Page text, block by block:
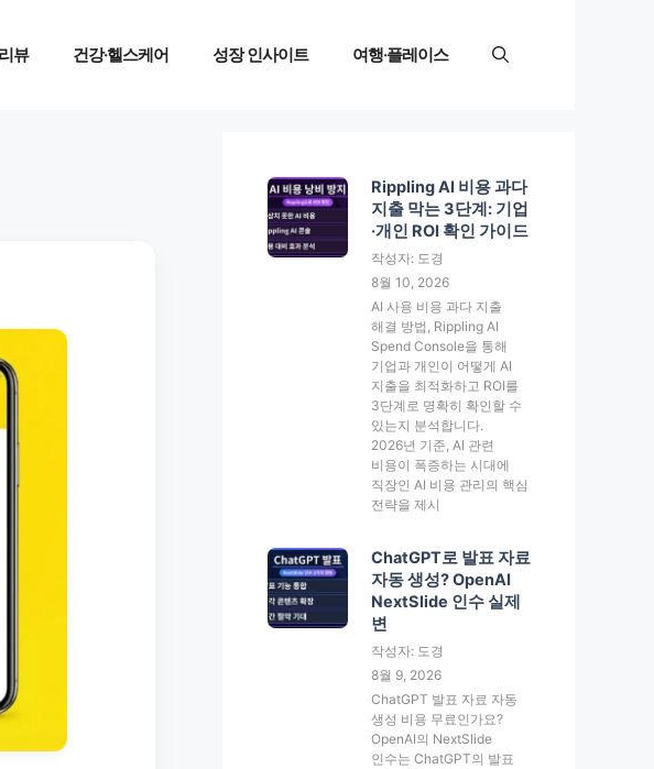
뷰 건강·헬스케어 성장 인사이트 여행·플레이스
Rippling AI 비용 과다
지출 막는 3단계: 기업
·개인 ROI 확인 가이드
작성자: 도경
8월 10, 2026
AI 사용 비용 과다 지출
해결 방법, Rippling AI
Spend Console을 통해
기업과 개인이 어떻게 AI
지출을 최적화하고 ROI를
3단계로 명확히 확인할 수
있는지 분석합니다.
2026년 기준, AI 관련
비용이 폭증하는 시대에
직장인 AI 비용 관리의 핵심
전략을 제시
ChatGPT로 발표 자료
자동 생성? OpenAI
NextSlide 인수 실제
변
작성자: 도경
8월 9, 2026
ChatGPT 발표 자료 자동
생성 비용 무료인가요?
OpenAI의 NextSlide
인수는 ChatGPT의 발표